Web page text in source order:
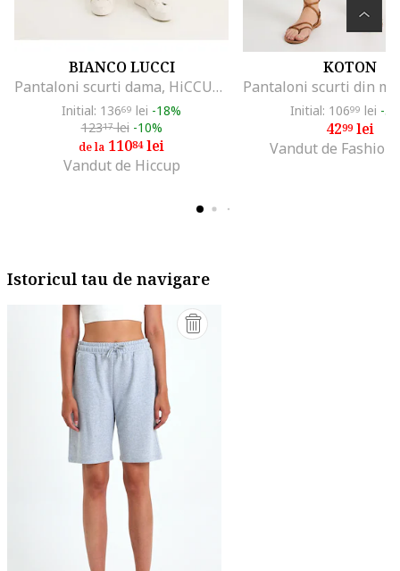
BIANCO LUCCI
Pantaloni scurti dama, HiCCUP, largi cu buzunare, croiala lejera, din amestec de in, bumbac si viscoza
Initial: 13669 lei -18%
12317lei -10%
de la 11084lei
Vandut de Hiccup
KOTON
Initial: 10699 lei -
4299lei
Vandut de Fashion
Istoricul tau de navigare